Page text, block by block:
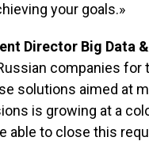
your goals.»
Director Big Data
companies
solutions aimed at
is growing at a
able to close this